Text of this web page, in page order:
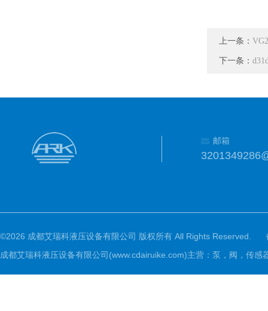
上一条：
下一条：
邮箱
©2026 成都艾瑞科液压设备有限公司 版权所有 All Rights Reserved.
成都艾瑞科液压设备有限公司(www.cdairuike.com)主营：泵，阀，传